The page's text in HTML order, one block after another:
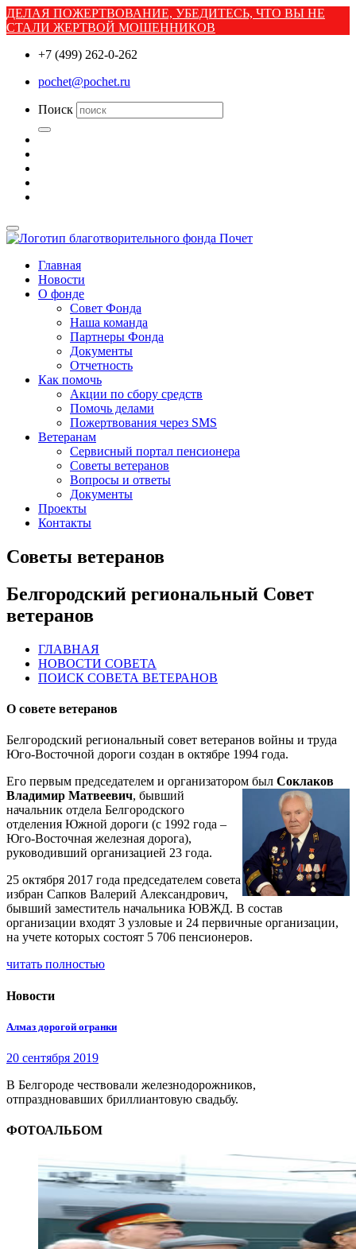
ДЕЛАЯ ПОЖЕРТВОВАНИЕ, УБЕДИТЕСЬ, ЧТО ВЫ НЕ
СТАЛИ ЖЕРТВОЙ МОШЕННИКОВ
+7 (499) 262-0-262
pochet@pochet.ru
Поиск
Главная
Новости
О фонде
Совет Фонда
Наша команда
Партнеры Фонда
Документы
Отчетность
Как помочь
Акции по сбору средств
Помочь делами
Пожертвования через SMS
Ветеранам
Сервисный портал пенсионера
Советы ветеранов
Вопросы и ответы
Документы
Проекты
Контакты
Советы ветеранов
Белгородский региональный Совет
ветеранов
ГЛАВНАЯ
НОВОСТИ СОВЕТА
ПОИСК СОВЕТА ВЕТЕРАНОВ
О совете ветеранов
Белгородский региональный совет ветеранов войны и труда
Юго-Восточной дороги создан в октябре 1994 года.
Его первым председателем и организатором был Соклаков
Владимир Матвеевич, бывший
начальник отдела Белгородского
отделения Южной дороги (с 1992 года –
Юго-Восточная железная дорога),
руководивший организацией 23 года.
25 октября 2017 года председателем совета
избран Сапков Валерий Александрович,
бывший заместитель начальника ЮВЖД. В состав
организации входят 3 узловые и 24 первичные организации,
на учете которых состоят 5 706 пенсионеров.
читать полностью
Новости
Алмаз дорогой огранки
20 сентября 2019
В Белгороде чествовали железнодорожников,
отпраздновавших бриллиантовую свадьбу.
ФОТОАЛЬБОМ